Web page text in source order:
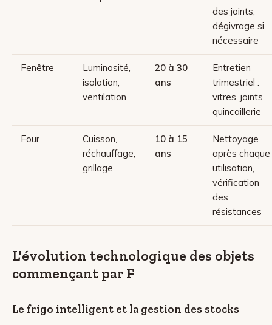
des joints,
dégivrage si
nécessaire
Fenêtre
Luminosité,
isolation,
ventilation
20 à 30
ans
Entretien
trimestriel :
vitres, joints,
quincaillerie
Four
Cuisson,
réchauffage,
grillage
10 à 15
ans
Nettoyage
après chaque
utilisation,
vérification
des
résistances
L'évolution technologique des objets
commençant par F
Le frigo intelligent et la gestion des stocks